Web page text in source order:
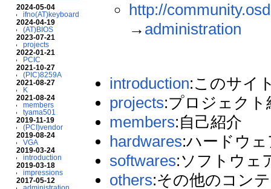
2024-05-04
ifno(AT)keyboard
2024-04-19
(AT)BIOS
2023-07-21
projects
2022-01-21
PCIC
2021-10-27
(PIC)8259A
2021-08-27
K
2021-08-24
members
tyama501
2019-11-19
(PCI)vendor
2019-08-24
VGA
2019-03-24
introduction
2019-03-18
impressions
2017-05-12
http://
→ administration
introduction:このサイ
projects:プロジェクト
members:自己紹介
hardwares:ハードウ
softwares:ソフトウェ
others:その他のコン